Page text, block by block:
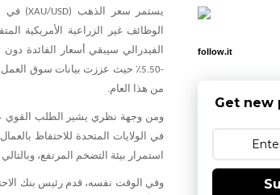
يستمر سعر الذهب (XAU/USD) في
الوظائف غير الزراعية الأمريكية
الفيدرالي سيبقي أسعار الفائدة دون
-5.50 ٪ حيث عززت بيانات سوق العمل
من هذا العام.
ومن وجهة نظري يشير الطلب القوي
في
الولايات المتحدة للاحتفاظ بالعمال
استمرار بيئة التضخم المرتفع، وبالتالي
وفي الوقت نفسه، قدم رئيس بنك
follow.it
Get new